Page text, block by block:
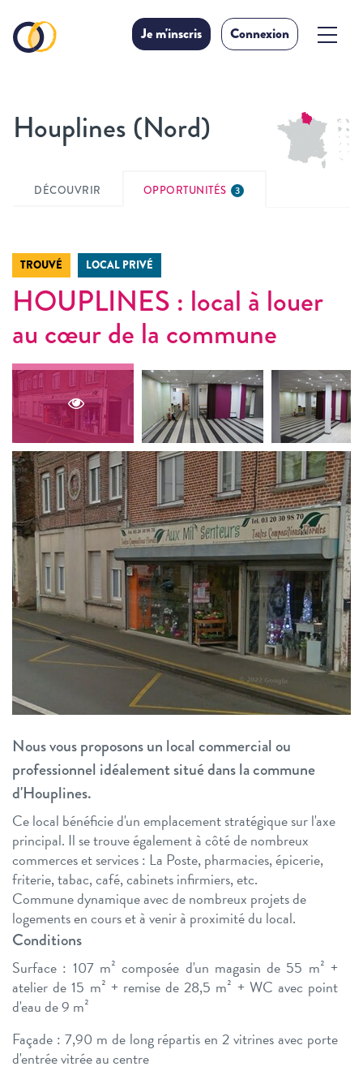
Je m'inscris Connexion
Houplines (Nord)
DÉCOUVRIR OPPORTUNITÉS 3
TROUVÉ LOCAL PRIVÉ
HOUPLINES : local à louer
au cœur de la commune
Nous vous proposons un local commercial ou
professionnel idéalement situé dans la commune
d'Houplines.
Ce local bénéficie d'un emplacement stratégique sur l'axe
principal. Il se trouve également à côté de nombreux
commerces et services : La Poste, pharmacies, épicerie,
friterie, tabac, café, cabinets infirmiers, etc.
Commune dynamique avec de nombreux projets de
logements en cours et à venir à proximité du local.
Conditions
Surface : 107 m² composée d'un magasin de 55 m² +
atelier de 15 m² + remise de 28,5 m² + WC avec point
d'eau de 9 m²
Façade : 7,90 m de long répartis en 2 vitrines avec porte
d'entrée vitrée au centre